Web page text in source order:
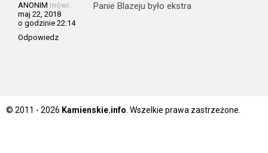
ANONIM mówi:
maj 22, 2018
o godzinie 22:14
Odpowiedz
Panie Blazeju było ekstra
© 2011 - 2026 Kamienskie.info . Wszelkie prawa zastrzeżone.